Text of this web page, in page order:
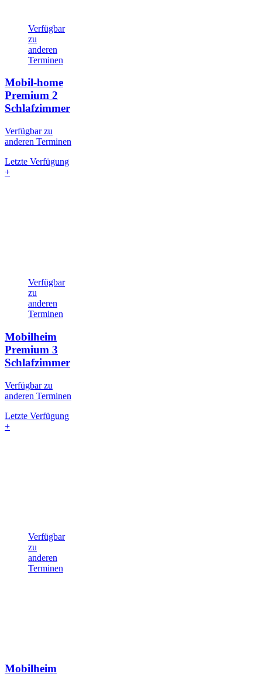
Verfügbar
zu
anderen
Terminen
Mobil-home
Premium 2
Schlafzimmer
Verfügbar zu
anderen Terminen
Letzte Verfügung
+
Verfügbar
zu
anderen
Terminen
Mobilheim
Premium 3
Schlafzimmer
Verfügbar zu
anderen Terminen
Letzte Verfügung
+
Verfügbar
zu
anderen
Terminen
Mobilheim